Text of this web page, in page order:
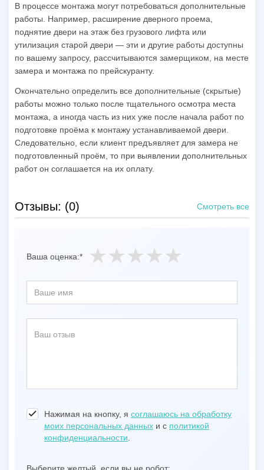
В процессе монтажа могут потребоваться дополнительные
работы. Например, расширение дверного проема,
поднятие двери на этаж без грузового лифта или
утилизация старой двери — эти и другие работы доступны
по вашему запросу, рассчитываются замерщиком, на месте
замера и монтажа по прейскуранту.
Окончательно определить все дополнительные (скрытые)
работы можно только после тщательного осмотра места
монтажа, а иногда часть из них уже после начала работ по
подготовке проёма к монтажу устанавливаемой двери.
Следовательно, если клиент предъявляет для замера не
подготовленный проём, то при выявлении дополнительных
работ он соглашается на их оплату.
Отзывы: (0) Смотреть все
Ваша оценка:*
Нажимая на кнопку, я соглашаюсь на обработку
моих персональных данных и с политикой
конфиденциальности
Выберите желтый, если вы не робот: